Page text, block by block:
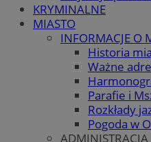
KRYMINALNE
MIASTO
INFORMACJE O
Historia
Ważne
Parafie i
Rozkłady
Pogoda w
ADMINISTRACJA